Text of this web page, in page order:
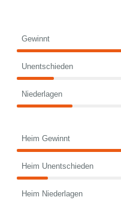
Gewinnt
Unentschieden
Niederlagen
Heim Gewinnt
Heim Unentschieden
Heim Niederlagen